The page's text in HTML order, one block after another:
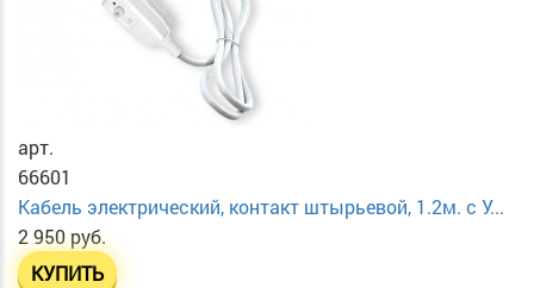
арт.
66601
Кабель электрический, контакт штырьевой, 1.2м. с У...
2 950 руб.
КУПИТЬ